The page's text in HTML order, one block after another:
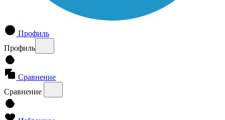
Профиль
Профиль
Сравнение
Сравнение